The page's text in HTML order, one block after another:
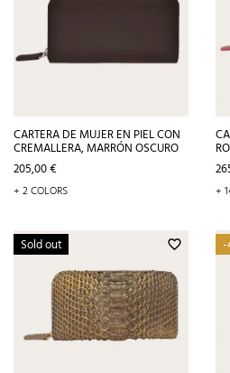
CARTERA DE MUJER EN PIEL CON
CREMALLERA, MARRÓN OSCURO
Precio
205,00 €
+ 2 COLORS +
favorite_border
Sold out -